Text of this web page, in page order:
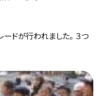
ドが行われました。 ３つ